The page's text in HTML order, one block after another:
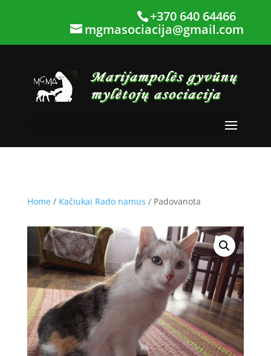
+370 640 64466
mgmasociacija@gmail.com
Home/ Kačiukai Rado namus / Padovanota